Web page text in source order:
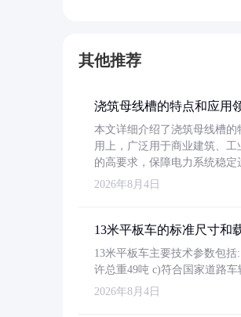
其他推荐
浇筑母线槽的特点和应用
本文详细介绍了浇筑母线槽
用上，广泛用于商业建筑、
的高要求，保障电力系统稳定
2026年8月4日
13米平板车的标准尺寸和
13米平板车主要技术参数包括
许总重49吨 c)符合国家道路
2026年8月4日